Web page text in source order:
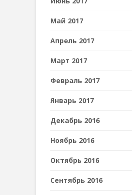
Май 2017
Апрель 2017
Март 2017
Февраль 2017
Январь 2017
Декабрь 2016
Ноябрь 2016
Октябрь 2016
Сентябрь 2016